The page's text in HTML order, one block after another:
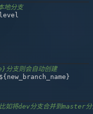
分支
支则会自动创建
{ new_branch_name }
如将dev分支合并到master分